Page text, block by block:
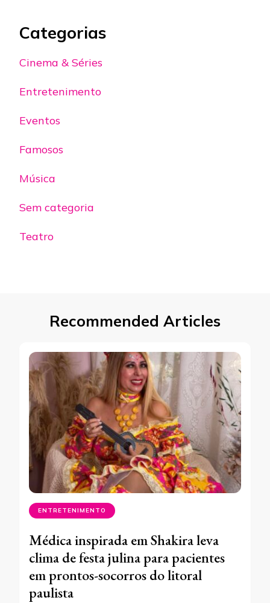
Categorias
Cinema & Séries
Entretenimento
Eventos
Famosos
Música
Sem categoria
Teatro
Recommended Articles
ENTRETENIMENTO
Médica inspirada em Shakira leva
clima de festa julina para pacientes
em prontos-socorros do litoral
paulista